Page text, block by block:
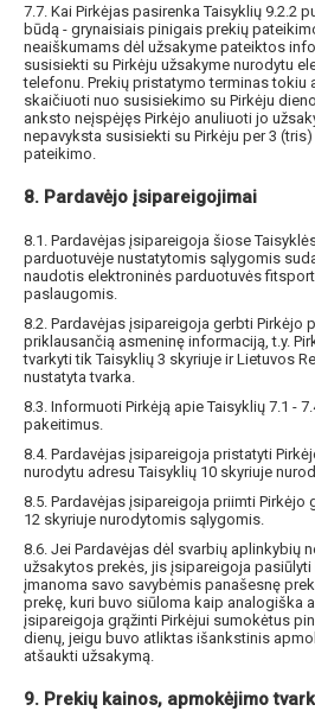
7.7. Kai Pirkėjas pasirenka Taisyklių 9.2.2
būdą - grynaisiais pinigais prekių
neaiškumams dėl užsakyme pateiktos
susisiekti su Pirkėju užsakyme nurodytu
telefonu. Prekių pristatymo terminas tokiu
skaičiuoti nuo susisiekimo su Pirkėju
anksto neįspėjęs Pirkėjo anuliuoti jo
nepavyksta susisiekti su Pirkėju per 3
pateikimo.
8. Pardavėjo įsipareigojimai
8.1. Pardavėjas įsipareigoja šiose
parduotuvėje nustatytomis sąlygomis
naudotis elektroninės parduotuvės
paslaugomis.
8.2. Pardavėjas įsipareigoja gerbti Pirkėjo
priklausančią asmeninę informaciją, t.y.
tvarkyti tik Taisyklių 3 skyriuje ir Lietuvos
nustatyta tvarka.
8.3. Informuoti Pirkėją apie Taisyklių 7.1 -
pakeitimus.
8.4. Pardavėjas įsipareigoja pristatyti
nurodytu adresu Taisyklių 10 skyriuje
8.5. Pardavėjas įsipareigoja priimti Pirkėjo
12 skyriuje nurodytomis sąlygomis.
8.6. Jei Pardavėjas dėl svarbių aplinkybių
užsakytos prekės, jis įsipareigoja pasiūlyti
įmanoma savo savybėmis panašesnę
prekę, kuri buvo siūloma kaip analogiška
įsipareigoja grąžinti Pirkėjui sumokėtus
dienų, jeigu buvo atliktas išankstinis
atšaukti užsakymą.
9. Prekių kainos, apmokėjimo